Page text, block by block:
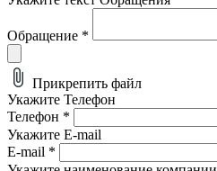
Обращение *
Прикрепить файл
Укажите Телефон
Телефон *
Укажите E-mail
E-mail *